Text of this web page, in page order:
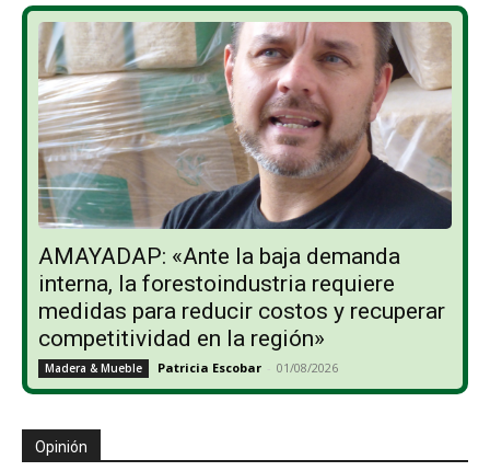
AMAYADAP: «Ante la baja demanda
interna, la forestoindustria requiere
medidas para reducir costos y recuperar
competitividad en la región»
Madera & Mueble Patricia Escobar - 01/08/2026
Opinión